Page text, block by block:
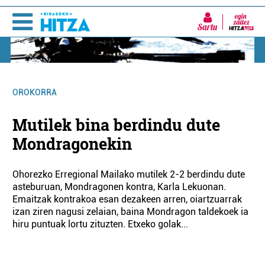
Sartu
OROKORRA
Mutilek bina berdindu dute
Mondragonekin
Ohorezko Erregional Mailako mutilek 2-2 berdindu dute
asteburuan, Mondragonen kontra, Karla Lekuonan.
Emaitzak kontrakoa esan dezakeen arren, oiartzuarrak
izan ziren nagusi zelaian, baina Mondragon taldekoek ia
hiru puntuak lortu zituzten. Etxeko golak...